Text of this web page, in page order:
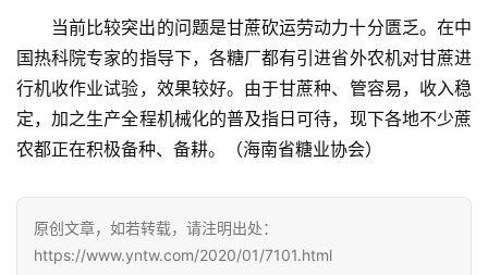
首
页
网
公
当前比较突出的问题是甘蔗砍运劳动力十分匮乏。在中
国热科院专家的指导下，各糖厂都有引进省外农机对甘蔗进
行机收作业试验，效果较好。由于甘蔗种、管容易，收入稳
定，加之生产全程机械化的普及指日可待，现下各地不少蔗
农都正在积极备种、备耕。（海南省糖业协会）
原创文章，如若转载，请注明出处：
https://www.yntw.com/2020/01/7101.html